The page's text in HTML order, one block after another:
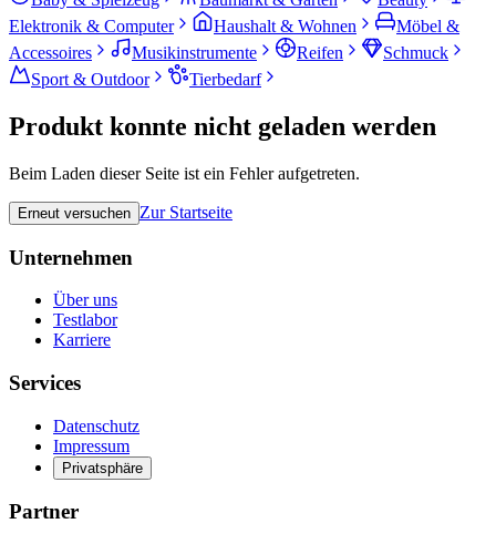
Elektronik & Computer
Haushalt & Wohnen
Möbel &
Accessoires
Musikinstrumente Reifen
Schmuck
Sport & Outdoor
Tierbedarf
Produkt konnte nicht geladen werden
Beim Laden dieser Seite ist ein Fehler aufgetreten.
Erneut versuchen Zur Startseite
Unternehmen
Über uns
Testlabor
Karriere
Services
Datenschutz
Impressum
Privatsphäre
Partner